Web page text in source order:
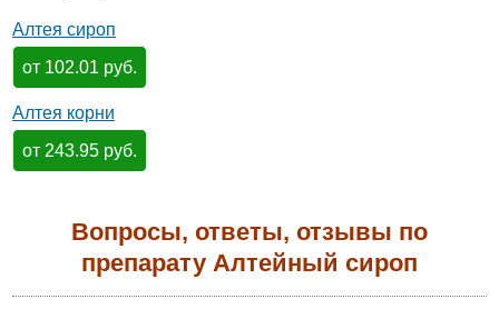
Алтея сироп
от 102.01 руб.
Алтея корни
от 243.95 руб.
Вопросы, ответы, отзывы по
препарату Алтейный сироп